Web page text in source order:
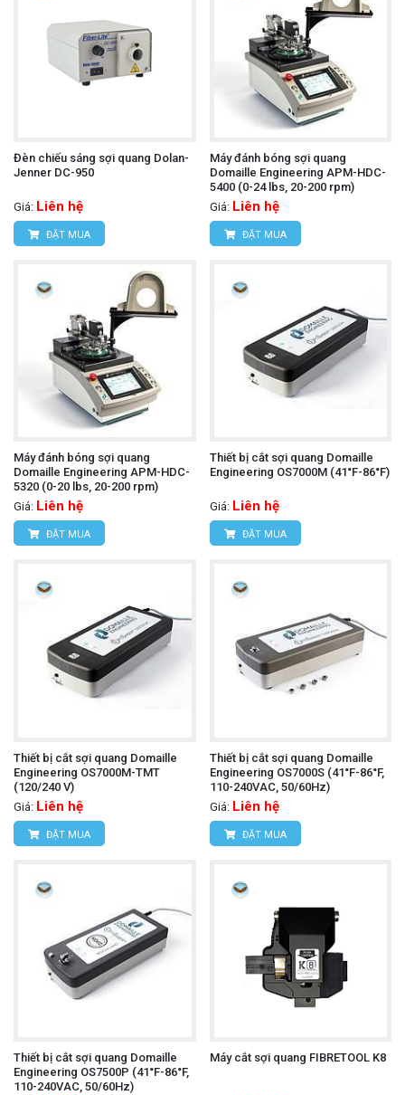
Đèn chiếu sáng sợi quang Dolan-
Jenner DC-950
Giá: Liên hệ
ĐẶT MUA
Máy đánh bóng sợi quang
Domaille Engineering APM-HDC-
5400 (0-24 lbs, 20-200 rpm)
Giá: Liên hệ
ĐẶT MUA
Máy đánh bóng sợi quang
Domaille Engineering APM-HDC-
5320 (0-20 lbs, 20-200 rpm)
Giá: Liên hệ
ĐẶT MUA
Thiết bị cắt sợi quang Domaille
Engineering OS7000M (41°F-86°F)
Giá: Liên hệ
ĐẶT MUA
Thiết bị cắt sợi quang Domaille
Engineering OS7000M-TMT
(120/240 V)
Giá: Liên hệ
ĐẶT MUA
Thiết bị cắt sợi quang Domaille
Engineering OS7000S (41°F-86°F,
110-240VAC, 50/60Hz)
Giá: Liên hệ
ĐẶT MUA
Thiết bị cắt sợi quang Domaille
Engineering OS7500P (41°F-86°F,
110-240VAC, 50/60Hz)
Máy cắt sợi quang FIBRETOOL K8